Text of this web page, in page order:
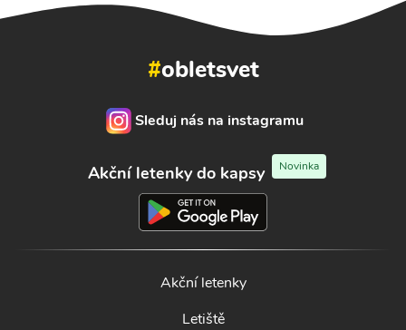
#obletsvet
Sleduj nás na instagramu
Akční letenky do kapsy Novinka
Akční letenky
Letiště